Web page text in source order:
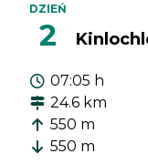
DZIEŃ
2
07:05 h
24.6 km
550 m
550 m